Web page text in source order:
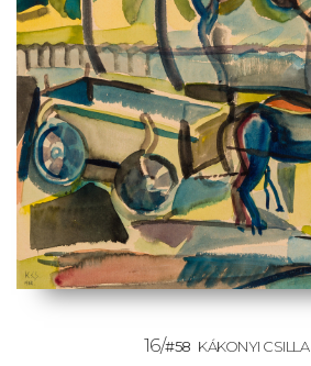
16/#58 KÁKONYI CSILLA